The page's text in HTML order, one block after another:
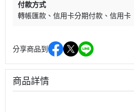
付款方式
轉帳匯款
信用卡分期付款 信用卡
分享商品到
商品詳情